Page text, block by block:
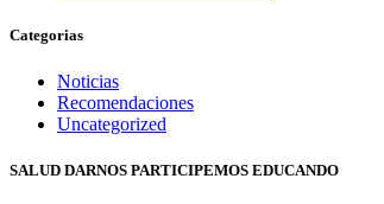
Categorias
Noticias
Recomendaciones
Uncategorized
SALUD DARNOS PARTICIPEMOS EDUCANDO